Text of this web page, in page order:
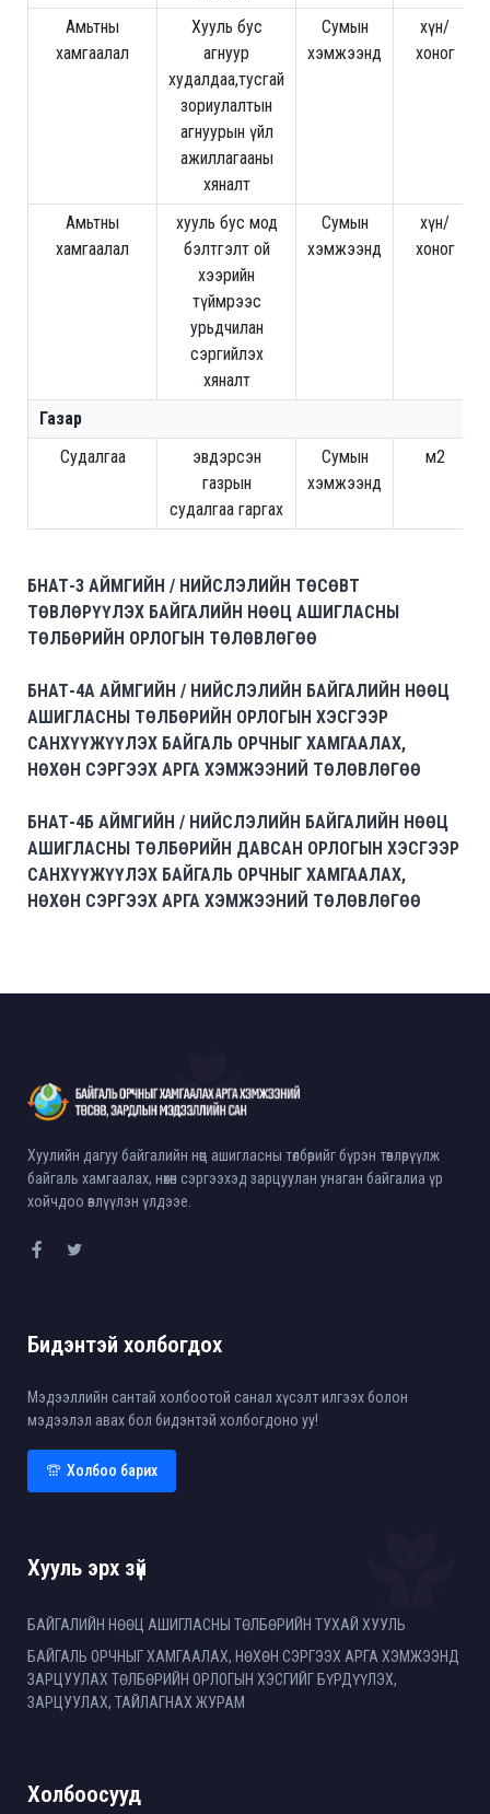
Амьтны
хамгаалал
Хууль бус
агнуур
худалдаа,тусгай
зориулалтын
агнуурын үйл
ажиллагааны
хяналт
Сумын
хэмжээнд
хүн/
хоног
Амьтны
хамгаалал
хууль бус мод
бэлтгэлт ой
хээрийн
түймрээс
урьдчилан
сэргийлэх
хяналт
Сумын
хэмжээнд
хүн/
хоног
Газар
Судалгаа
эвдэрсэн
газрын
судалгаа гаргах
Сумын
хэмжээнд
м2
БНАТ-3 АЙМГИЙН / НИЙСЛЭЛИЙН ТӨСӨВТ
ТӨВЛӨРҮҮЛЭХ БАЙГАЛИЙН НӨӨЦ АШИГЛАСНЫ
ТӨЛБӨРИЙН ОРЛОГЫН ТӨЛӨВЛӨГӨӨ
БНАТ-4А АЙМГИЙН / НИЙСЛЭЛИЙН БАЙГАЛИЙН НӨӨЦ
АШИГЛАСНЫ ТӨЛБӨРИЙН ОРЛОГЫН ХЭСГЭЭР
САНХҮҮЖҮҮЛЭХ БАЙГАЛЬ ОРЧНЫГ ХАМГААЛАХ,
НӨХӨН СЭРГЭЭХ АРГА ХЭМЖЭЭНИЙ ТӨЛӨВЛӨГӨӨ
БНАТ-4Б АЙМГИЙН / НИЙСЛЭЛИЙН БАЙГАЛИЙН НӨӨЦ
АШИГЛАСНЫ ТӨЛБӨРИЙН ДАВСАН ОРЛОГЫН ХЭСГЭЭР
САНХҮҮЖҮҮЛЭХ БАЙГАЛЬ ОРЧНЫГ ХАМГААЛАХ,
НӨХӨН СЭРГЭЭХ АРГА ХЭМЖЭЭНИЙ ТӨЛӨВЛӨГӨӨ
Хуулийн дагуу байгалийн нөөц ашигласны төлбөрийг бүрэн төвлөрүүлж
байгаль хамгаалах, нөхөн сэргээхэд зарцуулан унаган байгалиа үр
хойчдоо өвлүүлэн үлдээе.
Хууль эрх зүй
БАЙГАЛИЙН НӨӨЦ АШИГЛАСНЫ ТӨЛБӨРИЙН ТУХАЙ ХУУЛЬ
БАЙГАЛЬ ОРЧНЫГ ХАМГААЛАХ, НӨХӨН СЭРГЭЭХ АРГА ХЭМЖЭЭНД
ЗАРЦУУЛАХ ТӨЛБӨРИЙН ОРЛОГЫН ХЭСГИЙГ БҮРДҮҮЛЭХ,
ЗАРЦУУЛАХ, ТАЙЛАГНАХ ЖУРАМ
Холбоосууд
Бидэнтэй холбогдох
Мэдээллийн сантай холбоотой санал хүсэлт илгээх болон
мэдээлэл авах бол бидэнтэй холбогдоно уу!
Холбоо барих